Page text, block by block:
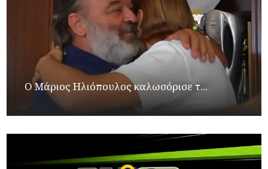
Ο Μάριος Ηλιόπουλος καλωσόρισε τ...